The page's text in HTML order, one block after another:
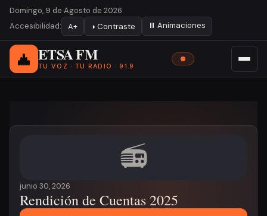
Domingo, 9 de Agosto de 2026
Accesibilidad:
A+ ◑ Contraste ⏸ Animaciones
ETSA FM
TU VOZ · TU RADIO · 91.9
Noticia destacada
📻
junio 30, 2026
Rendición de Cuentas 2025